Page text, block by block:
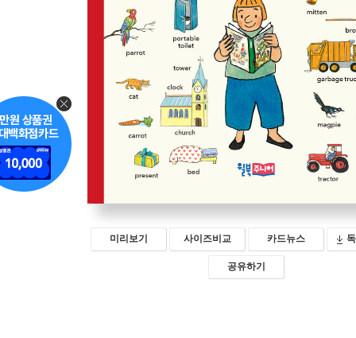
미리보기 사이즈비교 카드뉴스
공유하기